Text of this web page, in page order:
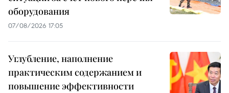
оборудования
07/08/2026 17:05
Углубление, наполнение
практическим содержанием и
повышение эффективности